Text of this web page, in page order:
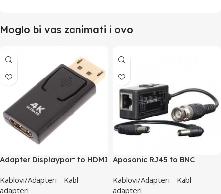
Moglo bi vas zanimati i ovo
Adapter Displayport to HDMI
Kablovi/Adapteri - Kabl
adapteri
Aposonic RJ45 to BNC
Kablovi/Adapteri - Kabl
adapteri